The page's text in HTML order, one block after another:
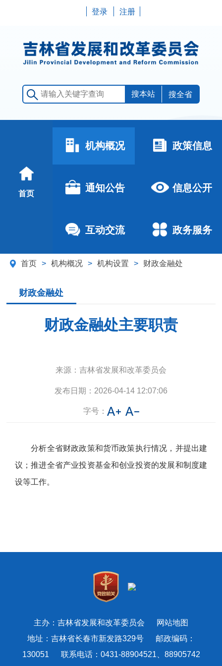
登录 注册
搜全省
首页
机构概况 政策信息
通知公告 信息公开
互动交流 政务服务
首页 > 机构概况 > 机构设置 > 财政金融处
财政金融处
财政金融处主要职责
来源： 吉林省发展和改革委员会
发布日期： 2026-04-14 12:07:06
字号：
分析全省财政政策和货币政策执行情况，并提出建
议；推进全省产业投资基金和创业投资的发展和制度建
设等工作。
主办：吉林省发展和改革委员会
网站地图
地址：吉林省长春市新发路329号 邮政编码：
130051 联系电话：0431-88904521、88905742